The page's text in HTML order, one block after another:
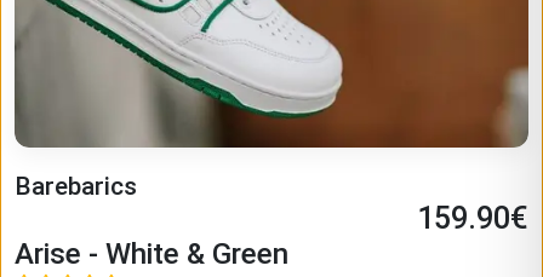
Barebarics
159.90€
Arise - White & Green